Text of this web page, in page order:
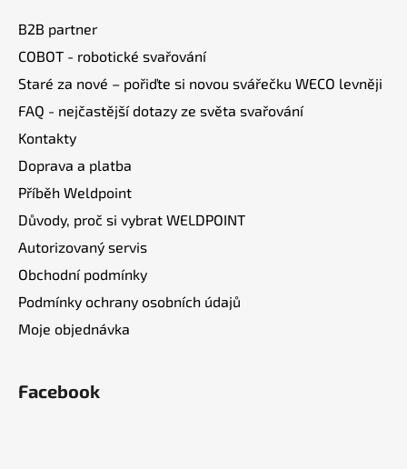
B2B partner
COBOT - robotické svařování
Staré za nové – pořiďte si novou svářečku WECO levněji
FAQ - nejčastější dotazy ze světa svařování
Kontakty
Doprava a platba
Příběh Weldpoint
Důvody, proč si vybrat WELDPOINT
Autorizovaný servis
Obchodní podmínky
Podmínky ochrany osobních údajů
Moje objednávka
Facebook